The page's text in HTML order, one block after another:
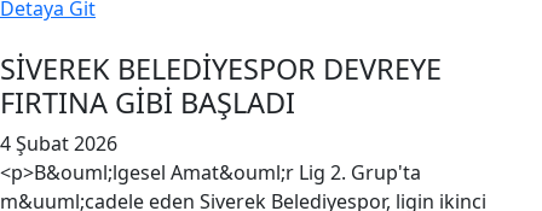
Detaya Git
SİVEREK BELEDİYESPOR DEVREYE
FIRTINA GİBİ BAŞLADI
4 Şubat 2026
<p>B&ouml;lgesel Amat&ouml;r Lig 2. Grup'ta
m&uuml;cadele eden Siverek Belediyespor, ligin ikinci